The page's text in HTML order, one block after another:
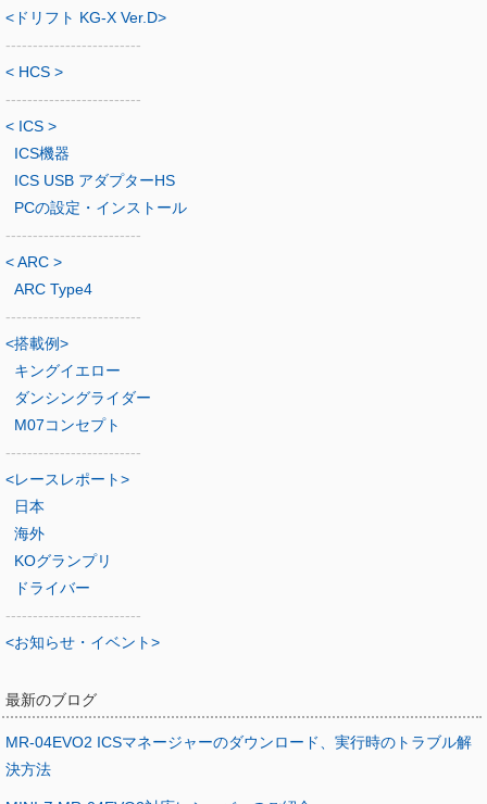
<ドリフト KG-X Ver.D>
-------------------------
< HCS >
-------------------------
< ICS >
ICS機器
ICS USB アダプターHS
PCの設定・インストール
-------------------------
< ARC >
ARC Type4
-------------------------
<搭載例>
キングイエロー
ダンシングライダー
M07コンセプト
-------------------------
<レースレポート>
日本
海外
KOグランプリ
ドライバー
-------------------------
<お知らせ・イベント>
最新のブログ
MR-04EVO2 ICSマネージャーのダウンロード、実行時のトラブル解
決方法